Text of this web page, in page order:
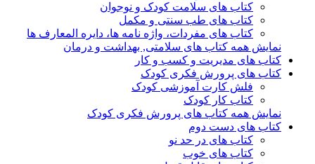
کتاب های سلامت کودک و نوجوان
کتاب های طب سنتی و مکمل
کتاب های مفردات، واژه نامه ها، دایره المعارف ها
نمایش همه کتاب های سلامتی, بهداشت و درمان
کتاب های مدیریت و کسب و کار
کتاب های پرورش فکری کودک
فلش کارت آموزشی کودک
کتاب کار کودک
نمایش همه کتاب های پرورش فکری کودک
کتاب های دست دوم
کتاب های در حد نو
کتاب های خوب